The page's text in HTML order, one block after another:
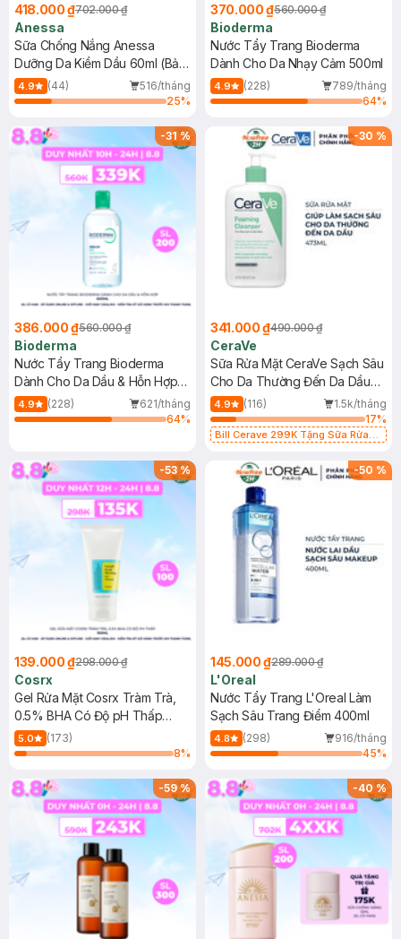
418.000 ₫702.000 ₫
Anessa
Sữa Chống Nắng Anessa
Dưỡng Da Kiềm Dầu 60ml (Bản
Mới)
4.9 (44)
516/tháng
25%
370.000 ₫560.000 ₫
Bioderma
Nước Tẩy Trang Bioderma
Dành Cho Da Nhạy Cảm 500ml
4.9 (228)
789/tháng
64%
-31%
386.000 ₫560.000 ₫
Bioderma
Nước Tẩy Trang Bioderma
Dành Cho Da Dầu & Hỗn Hợp
500ml
4.9 (228)
621/tháng
64%
-30 %
341.000 ₫490.000 ₫
CeraVe
Sữa Rửa Mặt CeraVe Sạch Sâu
Cho Da Thường Đến Da Dầu
473ml
4.9 (116)
1.5k/tháng
17%
Bill Cerave 299K Tặng Sữa Rửa
-53%
139.000 ₫298.000 ₫
Cosrx
Gel Rửa Mặt Cosrx Tràm Trà,
0.5% BHA Có Độ pH Thấp
150ml
5.0
(173)
8%
-50 %
145.000 ₫289.000 ₫
L'Oreal
Nước Tẩy Trang L'Oreal Làm
Sạch Sâu Trang Điểm 400ml
4.8 (298)
916/tháng
45%
-59% -40%